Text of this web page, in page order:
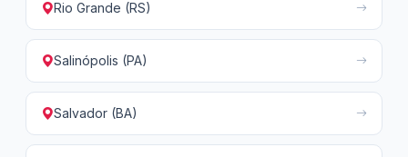
Rio Grande (RS)
Salinópolis (PA)
Salvador (BA)